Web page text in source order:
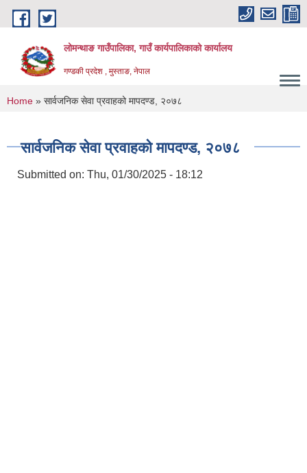
Skip to main content
लोमन्थाङ गाउँपालिका, गाउँ कार्यपालिकाको कार्यालय
गण्डकी प्रदेश , मुस्ताङ, नेपाल
You are here
Home » सार्वजनिक सेवा प्रवाहको मापदण्ड, २०७८
सार्वजनिक सेवा प्रवाहको मापदण्ड, २०७८
Submitted on: Thu, 01/30/2025 - 18:12